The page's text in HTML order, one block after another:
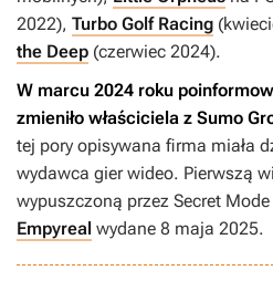
2022), Turbo Golf Racing
the Deep (czerwiec 2024).
W marcu 2024 roku
zmieniło właściciela z Sumo
tej pory opisywana firma miała
wydawca gier wideo. Pierwszą
wypuszczoną przez Secret
Empyreal wydane 8 maja 2025.